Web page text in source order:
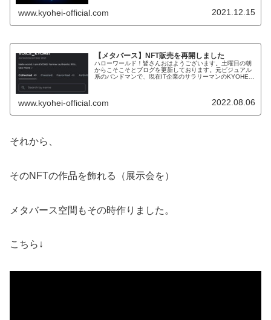
www.kyohei-official.com 2021.12.15
【メタバース】NFT販売を再開しました
ハローワールド！皆さんおはようございます。土曜日の朝
からこそこそとブログを更新しております。元ビジュアル
系のバンドマンで、現在IT企業のサラリーマンのKYOHEI
www.kyohei-official.com 2022.08.06
それから、
そのNFTの作品を飾れる（展示会を）
メタバース空間もその時作りました。
こちら↓